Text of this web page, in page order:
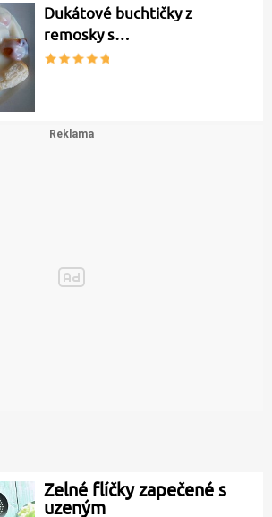
Dukátové buchtičky z
remosky s…
Zelné flíčky zapečené s
uzeným